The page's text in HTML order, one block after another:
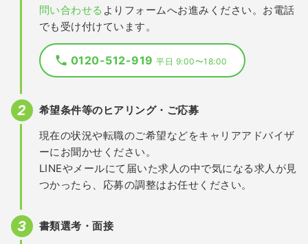
問い合わせる よりフォームへお進みください。お電話
でも受け付けています。
0120-512-919平日 9:00〜18:00
希望条件等のヒアリング・ご応募
現在の状況や転職のご希望などをキャリアアドバイザ
ーにお聞かせください。
LINEやメールにて届いた求人の中で気になる求人が見
つかったら、応募の調整はお任せください。
書類選考・面接